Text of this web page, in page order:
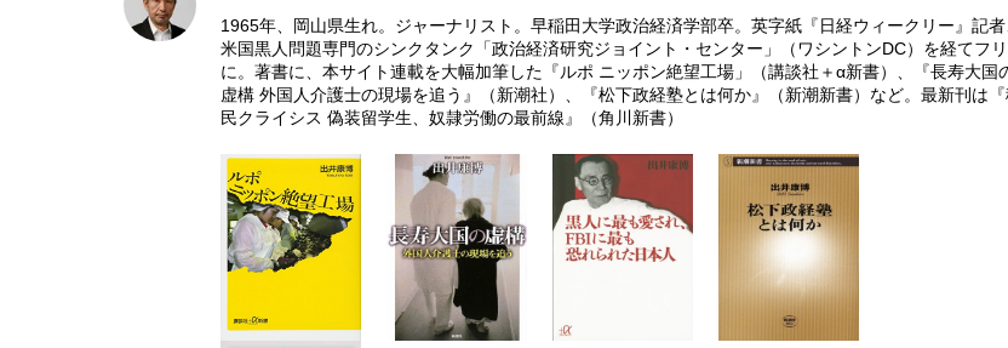
1965年、岡山県生れ。ジャーナリスト。早稲田大学政治経済学部卒。英字紙『日経ウィークリー』記者
米国黒人問題専門のシンクタンク「政治経済研究ジョイント・センター」（ワシントンDC）を経てフ
に。著書に、本サイト連載を大幅加筆した『ルポ ニッポン絶望工場」（講談社＋α新書）、『長寿大国
虚構 外国人介護士の現場を追う』（新潮社）、『松下政経塾とは何か』（新潮新書）など。最新刊は『
民クライシス 偽装留学生、奴隷労働の最前線』（角川新書）